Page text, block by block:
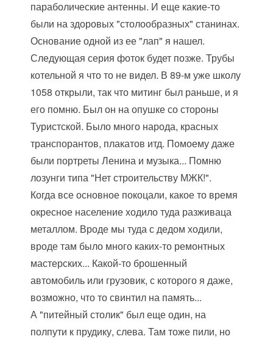
параболические антенны. И еще какие-то
были на здоровых "столообразных" станинах.
Основание одной из ее "лап" я нашел.
Следующая серия фоток будет позже. Трубы
котельной я что то не видел. В 89-м уже школу
1058 открыли, так что митинг был раньше, и я
его помню. Был он на опушке со стороны
Туристской. Было много народа, красных
транспорантов, плакатов итд. Помоему даже
были портреты Ленина и музыка... Помню
лозунги типа "Нет строительству МЖК!".
Когда все основное покоцали, какое то время
окресное население ходило туда разживаца
металлом. Вроде мы туда с дедом ходили,
вроде там было много каких-то ремонтных
мастерских... Какой-то брошенный
автомобиль или грузовик, с которого я даже,
возможно, что то свинтил на память...
А "питейный столик" был еще один, на
полпути к прудику, слева. Там тоже пили, но